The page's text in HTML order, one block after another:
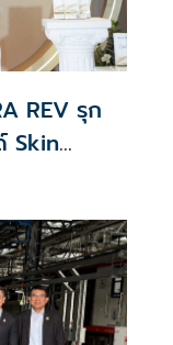
REV รุก
Skin